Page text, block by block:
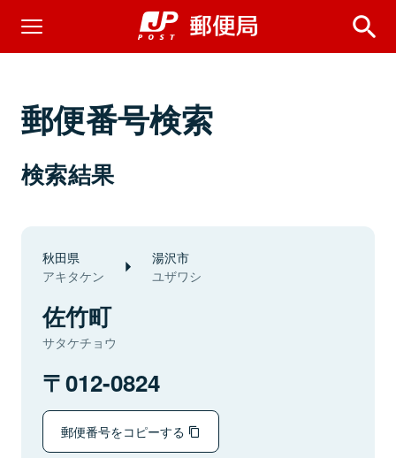
郵便番号検索
検索結果
秋田県
アキタケン
湯沢市
ユザワシ
佐竹町
サタケチョウ
012-0824
郵便番号をコピーする